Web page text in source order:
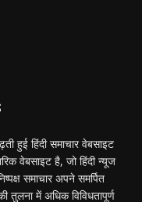
हिंदी समाचार वेबसाइट
वेबसाइट है, जो हिंदी न्यूज
समाचार अपने समर्पित
तुलना में अधिक विविधतापूर्ण